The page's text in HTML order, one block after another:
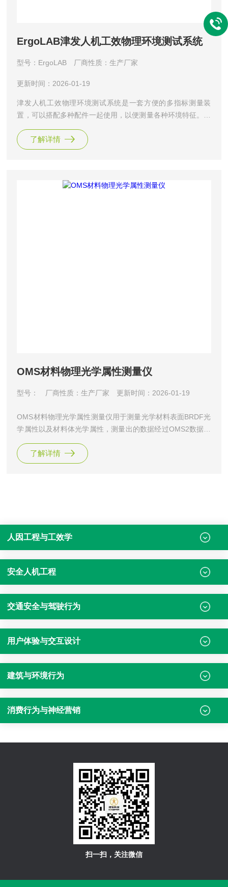
ErgoLAB津发人机工效物理环境测试系统
型号：ErgoLAB 厂商性质：生产厂家
更新时间：2026-01-19
津发人机工效物理环境测试系统是一套方便的多指标测量装
置，可以搭配多种配件一起使用，以便测量各种环境特征。主
分析，研究环境变化的同时分析人的生理、心理与行为的特征
变化等。可测量指标包括：温度、相对湿度、空气流速、噪音
了解详情
OMS材料物理光学属性测量仪
型号： 厂商性质：生产厂家 更新时间：2026-01-19
OMS材料物理光学属性测量仪用于测量光学材料表面BRDF光
学属性以及材料体光学属性，测量出的数据经过OMS2数据处
料的表面光学属性和体光学属性。
了解详情
人因工程与工效学
安全人机工程
交通安全与驾驶行为
用户体验与交互设计
建筑与环境行为
消费行为与神经营销
扫一扫，关注微信